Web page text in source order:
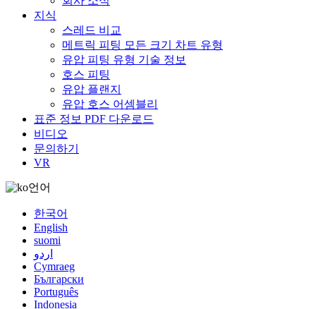
지식
스레드 비교
메트릭 피팅 모든 크기 차트 유형
유압 피팅 유형 기술 정보
호스 피팅
유압 플랜지
유압 호스 어셈블리
표준 정보 PDF 다운로드
비디오
문의하기
VR
언어
한국어
English
suomi
اردو
Cymraeg
Български
Português
Indonesia